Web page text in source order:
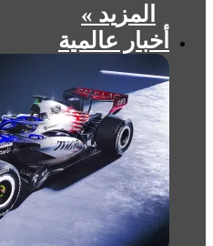
المزيد »
أخبار عالمية